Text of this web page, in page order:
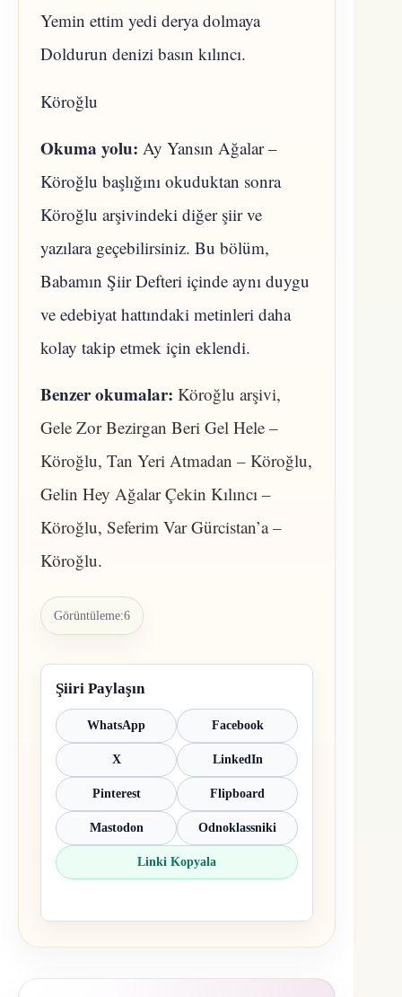
Yemin ettim yedi derya dolmaya
Doldurun denizi basın kılıncı.
Köroğlu
Okuma yolu: Ay Yansın Ağalar –
Köroğlu başlığını okuduktan sonra
Köroğlu arşivindeki diğer şiir ve
yazılara geçebilirsiniz. Bu bölüm,
Babamın Şiir Defteri içinde aynı duygu
ve edebiyat hattındaki metinleri daha
kolay takip etmek için eklendi.
Benzer okumalar: Köroğlu arşivi,
Gele Zor Bezirgan Beri Gel Hele –
Köroğlu, Tan Yeri Atmadan – Köroğlu,
Gelin Hey Ağalar Çekin Kılıncı –
Köroğlu, Seferim Var Gürcistan’a –
Köroğlu.
Görüntüleme:6
Şiiri Paylaşın
WhatsApp Facebook
X LinkedIn
Pinterest Flipboard
Mastodon Odnoklassniki
Linki Kopyala